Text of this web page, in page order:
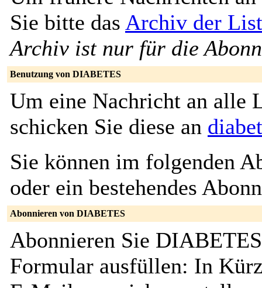
Sie bitte das Archiv der
Archiv ist nur für die
Benutzung von DIABETES
Um eine Nachricht an alle
schicken Sie diese an
Sie können im folgenden
oder ein bestehendes
Abonnieren von DIABETES
Abonnieren Sie
Formular ausfüllen: In